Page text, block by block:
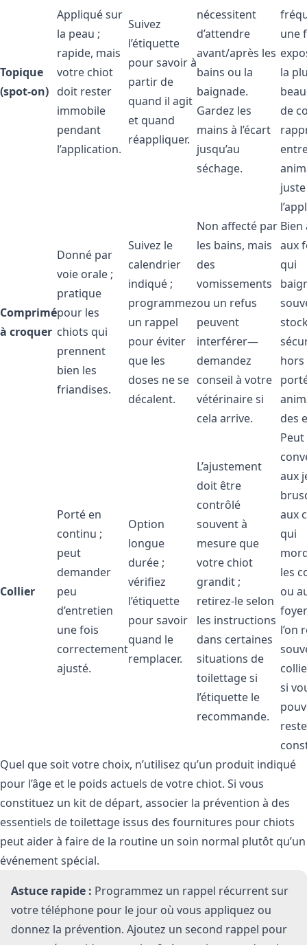
Topique
(spot-on)
Appliqué sur
la peau ;
rapide, mais
votre chiot
doit rester
immobile
pendant
l’application.
Suivez
l’étiquette
pour savoir à
partir de
quand il agit
et quand
réappliquer.
nécessitent
d’attendre
avant/après les
bains ou la
baignade.
Gardez les
mains à l’écart
jusqu’au
séchage.
une
la
de
Comprimé
à croquer
Donné par
voie orale ;
pratique
pour les
chiots qui
prennent
bien les
friandises.
Suivez le
calendrier
indiqué ;
programmez
un rappel
pour éviter
que les
doses ne se
décalent.
Non affecté par
les bains, mais
des
vomissements
ou un refus
peuvent
interférer—
demandez
conseil à votre
vétérinaire si
cela arrive.
Bien
aux
qui
hors
des
Collier
Porté en
continu ;
peut
demander
peu
d’entretien
une fois
correctement
ajusté.
Option
longue
durée ;
vérifiez
l’étiquette
pour savoir
quand le
remplacer.
L’ajustement
doit être
contrôlé
souvent à
mesure que
votre chiot
grandit ;
retirez-le selon
les instructions
dans certaines
situations de
toilettage si
l’étiquette le
recommande.
aux
aux
qui
les
ou
l’on
si
Quel que soit votre choix, n’utilisez qu’un produit indiqué
pour l’âge et le poids actuels de votre chiot. Si vous
constituez un kit de départ, associer la prévention à des
essentiels de toilettage issus des fournitures pour chiots
peut aider à faire de la routine un soin normal plutôt qu’un
événement spécial.
Astuce rapide : Programmez un rappel récurrent sur
votre téléphone pour le jour où vous appliquez ou
donnez la prévention. Ajoutez un second rappel pour